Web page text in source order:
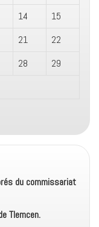
14
15
21
22
28
29
du commissariat
Tlemcen.